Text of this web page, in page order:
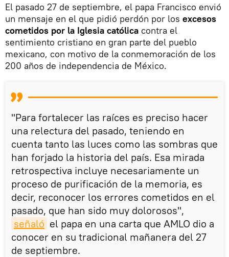
El pasado 27 de septiembre, el papa Francisco envió
un mensaje en el que pidió perdón por los excesos
cometidos por la Iglesia católica contra el
sentimiento cristiano en gran parte del pueblo
mexicano, con motivo de la conmemoración de los
200 años de independencia de México.
"Para fortalecer las raíces es preciso hacer
una relectura del pasado, teniendo en
cuenta tanto las luces como las sombras que
han forjado la historia del país. Esa mirada
retrospectiva incluye necesariamente un
proceso de purificación de la memoria, es
decir, reconocer los errores cometidos en el
pasado, que han sido muy dolorosos",
señaló el papa en una carta que AMLO dio a
conocer en su tradicional mañanera del 27
de septiembre.